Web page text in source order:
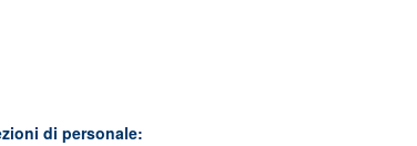
di personale: